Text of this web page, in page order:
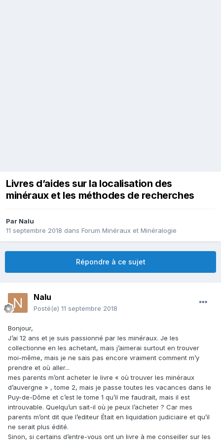
Livres d’aides sur la localisation des
minéraux et les méthodes de recherches
Par Nalu
11 septembre 2018 dans Forum Minéraux et Minéralogie
Répondre à ce sujet
Nalu
Posté(e) 11 septembre 2018
Bonjour,
J’ai 12 ans et je suis passionné par les minéraux. Je les
collectionne en les achetant, mais j’aimerai surtout en trouver
moi-même, mais je ne sais pas encore vraiment comment m’y
prendre et où aller...
mes parents m’ont acheter le livre « où trouver les minéraux
d’auvergne » , tome 2, mais je passe toutes les vacances dans le
Puy-de-Dôme et c’est le tome 1 qu’il me faudrait, mais il est
introuvable. Quelqu’un sait-il où je peux l’acheter ? Car mes
parents m’ont dit que l’editeur Était en liquidation judiciaire et qu’il
ne serait plus édité.
Sinon, si certains d’entre-vous ont un livre à me conseiller sur les